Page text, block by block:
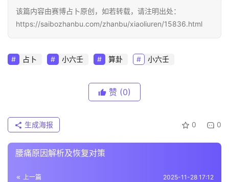
该篇内容由赛博占卜原创，如若转载，请注明出处：
https://saibozhanbu.com/zhanbu/xiaoliuren/15836.html
占卜 小六壬 算卦 小六壬
赞 (0)
0 0
生成海报
腰痛原因解析及恢复对策
上一篇 2025-11-28 17:12